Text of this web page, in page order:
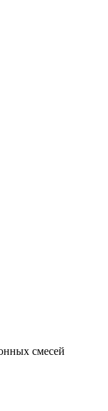
смесей